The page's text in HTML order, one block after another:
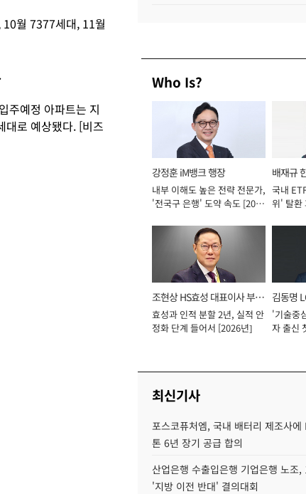
월 7377세대, 11월
주예정 아파트는 지
로 예상됐다. [비즈
Who Is?
강정훈 iM뱅크 행장
내부 이해도 높은 전략 전문가,
'전국구 은행' 도약 속도 [2026
배재규
표이사
국내
위' 탈환
조현상 HS효성 대표이사 부회
장
효성과 인적 분할 2년, 실적 안
정화 단계 들어서 [2026년]
김동명
이사 사
'기술중
자 출신
최신기사
포스코퓨처엠, 국내 배터리 제조사
톤 6년 장기 공급 합의
산업은행 수출입은행 기업은행 노조,
'지방 이전 반대' 결의대회